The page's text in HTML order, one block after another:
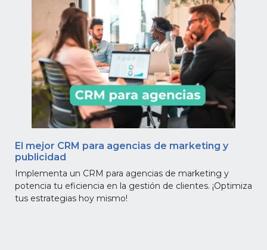
El mejor CRM para agencias de marketing y
publicidad
Implementa un CRM para agencias de marketing y
potencia tu eficiencia en la gestión de clientes. ¡Optimiza
tus estrategias hoy mismo!